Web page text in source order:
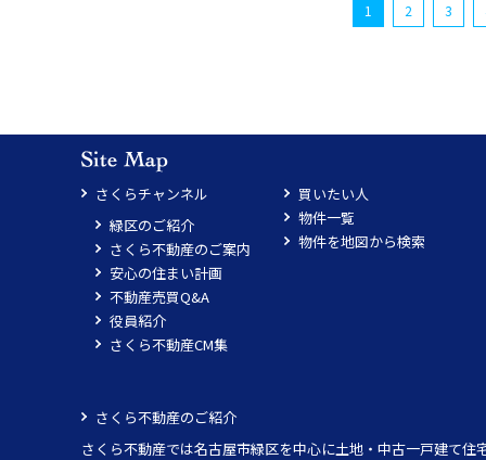
1 2 3
さくらチャンネル
緑区のご紹介
さくら不動産のご案内
安心の住まい計画
不動産売買Q&A
役員紹介
さくら不動産CM集
買いたい人
物件一覧
物件を地図から検索
さくら不動産のご紹介
さくら不動産では名古屋市緑区を中心に土地・中古一戸建て